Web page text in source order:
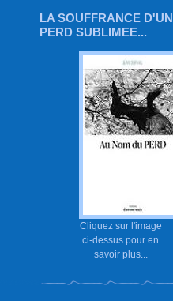
LA SOUFFRANCE D'UN
PERD SUBLIMEE...
Cliquez sur l'image
ci-dessus pour en
savoir plus...